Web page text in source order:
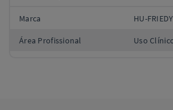
Marca HU-FRIEDY
Área Profissional Uso